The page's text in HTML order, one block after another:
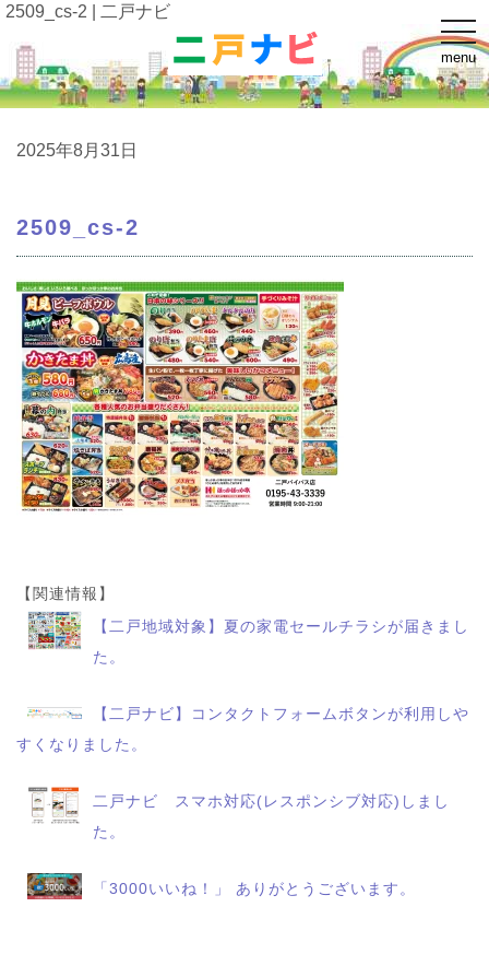
t
o
g
g
l
e
o
menu
2509_cs-2 | 二戸ナビ
2025年8月31日
2509_cs-2
【関連情報】
【二戸地域対象】夏の家電セールチラシが届きまし
た。
【二戸ナビ】コンタクトフォームボタンが利用しや
すくなりました。
二戸ナビ スマホ対応(レスポンシブ対応)しまし
た。
「3000いいね！」 ありがとうございます。